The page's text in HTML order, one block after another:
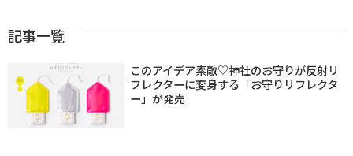
記事一覧
このアイデア素敵♡神社のお守りが反射リ
フレクターに変身する「お守りリフレクタ
ー」が発売